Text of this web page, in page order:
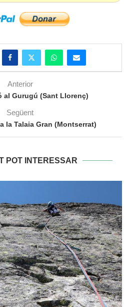
Anterior
al Gurugú (Sant Llorenç)
Següent
la Talaia Gran (Montserrat)
POT INTERESSAR